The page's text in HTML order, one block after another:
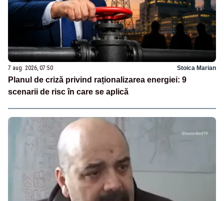
7 aug. 2026, 07:50 Stoica Marian
Planul de criză privind raționalizarea energiei: 9
scenarii de risc în care se aplică